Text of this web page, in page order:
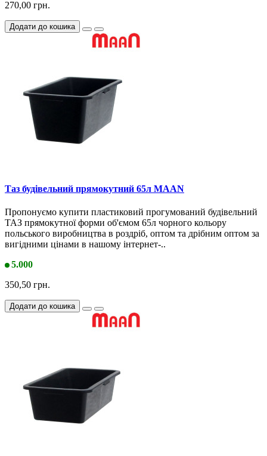
270,00 грн.
Додати до кошика
Таз будівельний прямокутний 65л MAAN
Пропонуємо купити пластиковий прогумований будівельний
ТАЗ прямокутної форми об'ємом 65л чорного кольору
польського виробництва в роздріб, оптом та дрібним оптом за
вигідними цінами в нашому інтернет-..
5.000
350,50 грн.
Додати до кошика